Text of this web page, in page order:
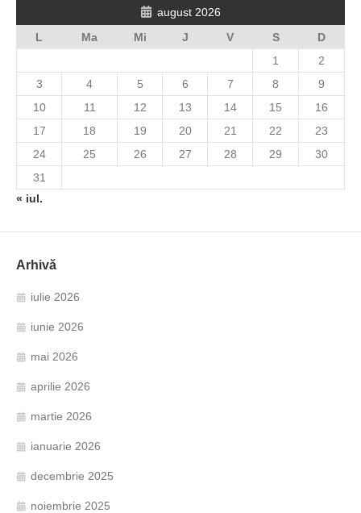
august 2026
L
Ma Mi J V S
D
1
2
3
4 5 6 7 8
9
10
11 12 13 14 15
16
17
18 19 20 21 22
23
24
25 26 27 28 29
30
31
« iul.
Arhivă
iulie 2026
iunie 2026
mai 2026
aprilie 2026
martie 2026
ianuarie 2026
decembrie 2025
noiembrie 2025